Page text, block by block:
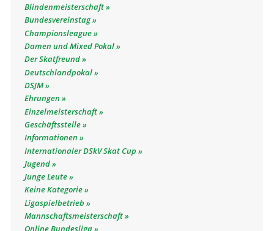
Blindenmeisterschaft
Bundesvereinstag
Championsleague
Damen und Mixed Pokal
Der Skatfreund
Deutschlandpokal
DSJM
Ehrungen
Einzelmeisterschaft
Geschäftsstelle
Informationen
Internationaler DSkV Skat Cup
Jugend
Junge Leute
Keine Kategorie
Ligaspielbetrieb
Mannschaftsmeisterschaft